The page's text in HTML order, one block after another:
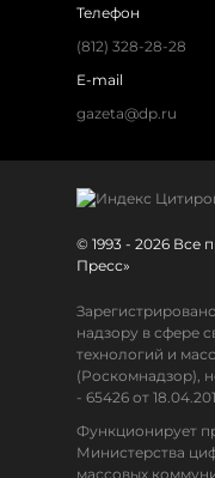
Телефон
(812) 328-28-28
E-mail
gazeta@dp.ru
© 1993 - 2026 Все
Пресс»
надзору в сфере
технологий и
(Роскомнадзор),
- 65426 от
Функционирует
Министерства
массовых